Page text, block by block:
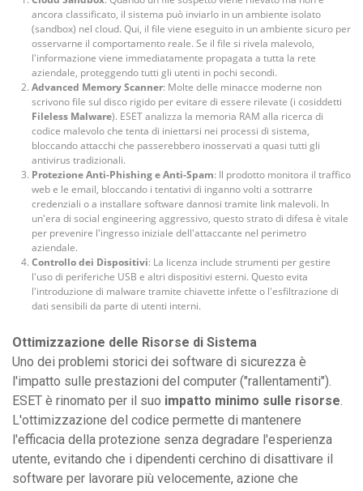
ancora classificato, il sistema può inviarlo in un ambiente isolato
(sandbox) nel cloud. Qui, il file viene eseguito in un ambiente sicuro per
osservarne il comportamento reale. Se il file si rivela malevolo,
l'informazione viene immediatamente propagata a tutta la rete
aziendale, proteggendo tutti gli utenti in pochi secondi.
Advanced Memory Scanner: Molte delle minacce moderne non
scrivono file sul disco rigido per evitare di essere rilevate (i cosiddetti
Fileless Malware). ESET analizza la memoria RAM alla ricerca di
codice malevolo che tenta di iniettarsi nei processi di sistema,
bloccando attacchi che passerebbero inosservati a quasi tutti gli
antivirus tradizionali.
Protezione Anti-Phishing e Anti-Spam: Il prodotto monitora il traffico
web e le email, bloccando i tentativi di inganno volti a sottrarre
credenziali o a installare software dannosi tramite link malevoli. In
un'era di social engineering aggressivo, questo strato di difesa è vitale
per prevenire l'ingresso iniziale dell'attaccante nel perimetro
aziendale.
Controllo dei Dispositivi: La licenza include strumenti per gestire
l'uso di periferiche USB e altri dispositivi esterni. Questo evita
l'introduzione di malware tramite chiavette infette o l'esfiltrazione di
dati sensibili da parte di utenti interni.
Ottimizzazione delle Risorse di Sistema
Uno dei problemi storici dei software di sicurezza è
l'impatto sulle prestazioni del computer ("rallentamenti").
ESET è rinomato per il suo impatto minimo sulle risorse.
L'ottimizzazione del codice permette di mantenere
l'efficacia della protezione senza degradare l'esperienza
utente, evitando che i dipendenti cerchino di disattivare il
software per lavorare più velocemente, azione che